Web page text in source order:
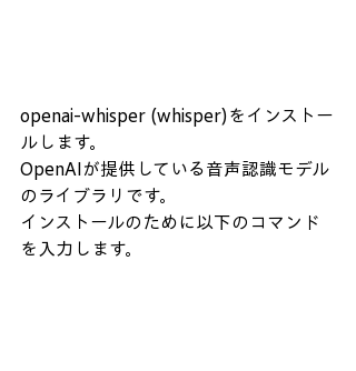
openai-whisper (whisper)をインストー
ルします。
OpenAIが提供している音声認識モデル
のライブラリです。
インストールのために以下のコマンド
を入力します。